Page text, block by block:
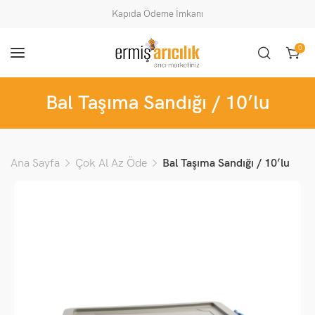
Kapıda Ödeme İmkanı
0
Bal Taşıma Sandığı / 10’lu
Ana Sayfa Çok Al Az Öde Bal Taşıma Sandığı / 10’lu